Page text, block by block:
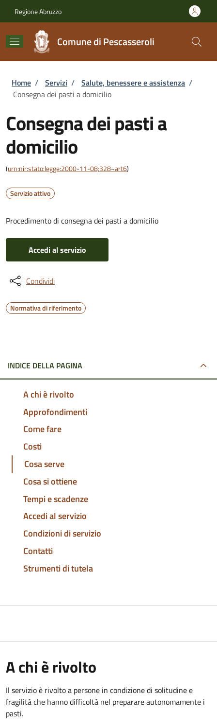
Regione Abruzzo
Comune di Pescasseroli
Briciole di pane
Home / Servizi / Salute, benessere e assistenza /
Consegna dei pasti a domicilio
Consegna dei pasti a
domicilio
(urn:nir:stato:legge:2000-11-08;328~art6)
Servizio attivo
Procedimento di consegna dei pasti a domicilio
Accedi al servizio
Condividi
Normativa di riferimento
INDICE DELLA PAGINA
A chi è rivolto
Approfondimenti
Come fare
Costi
Cosa serve
Cosa si ottiene
Tempi e scadenze
Accedi al servizio
Condizioni di servizio
Contatti
Strumenti di tutela
A chi è rivolto
Il servizio è rivolto a persone in condizione di solitudine e
fragilità che hanno difficoltà nel preparare autonomamente i
pasti.